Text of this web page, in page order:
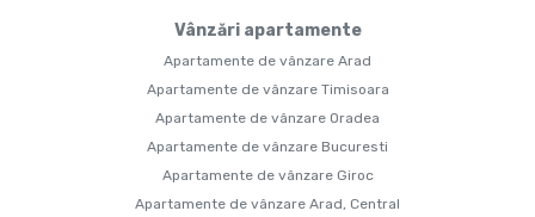
Vânzări apartamente
Apartamente de vânzare Arad
Apartamente de vânzare Timisoara
Apartamente de vânzare Oradea
Apartamente de vânzare Bucuresti
Apartamente de vânzare Giroc
Apartamente de vânzare Arad, Central